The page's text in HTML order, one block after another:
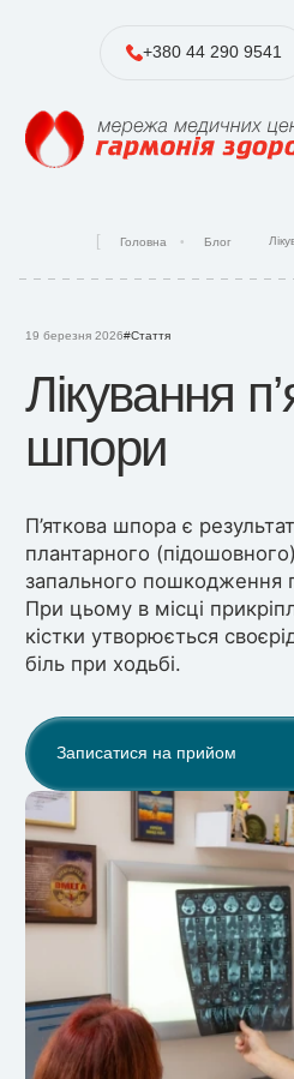
+380 44 290 9541
Головна Блог
19 березня 2026#Стаття
Лікування
шпори
П’яткова шпора є
плантарного
запального пошкодження
При цьому в місці
кістки утворюється
біль при ходьбі.
Записатися на прийом